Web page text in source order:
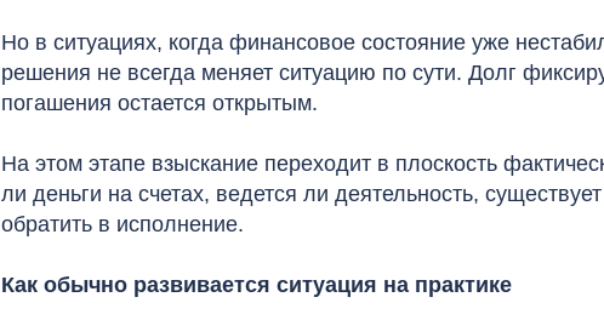
Но в ситуациях, когда финансовое состояние уже
решения не всегда меняет ситуацию по сути. Долг
погашения остается открытым.
На этом этапе взыскание переходит в плоскость
ли деньги на счетах, ведется ли деятельность,
обратить в исполнение.
Как обычно развивается ситуация на практике